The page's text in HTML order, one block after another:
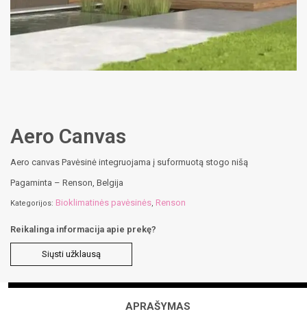
Aero Canvas
Aero canvas Pavėsinė integruojama į suformuotą stogo nišą
Pagaminta – Renson, Belgija
Kategorijos: Bioklimatinės pavėsinės, Renson
Reikalinga informacija apie prekę?
Siųsti užklausą
APRAŠYMAS